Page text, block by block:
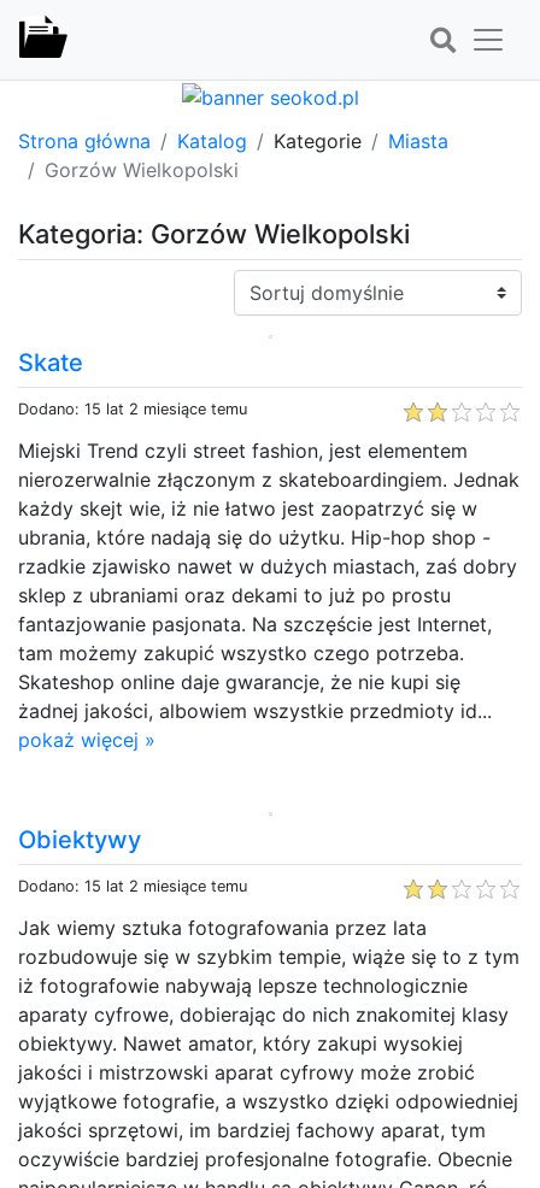
Strona główna Katalog Kategorie
Miasta
Gorzów Wielkopolski
Kategoria: Gorzów Wielkopolski
Sortuj:
Skate
Dodano: 15 lat 2 miesiące temu
Miejski Trend czyli street fashion, jest elementem
nierozerwalnie złączonym z skateboardingiem. Jednak
każdy skejt wie, iż nie łatwo jest zaopatrzyć się w
ubrania, które nadają się do użytku. Hip-hop shop -
rzadkie zjawisko nawet w dużych miastach, zaś dobry
sklep z ubraniami oraz dekami to już po prostu
fantazjowanie pasjonata. Na szczęście jest Internet,
tam możemy zakupić wszystko czego potrzeba.
Skateshop online daje gwarancje, że nie kupi się
żadnej jakości, albowiem wszystkie przedmioty id...
pokaż więcej »
Obiektywy
Dodano: 15 lat 2 miesiące temu
Jak wiemy sztuka fotografowania przez lata
rozbudowuje się w szybkim tempie, wiąże się to z tym
iż fotografowie nabywają lepsze technologicznie
aparaty cyfrowe, dobierając do nich znakomitej klasy
obiektywy. Nawet amator, który zakupi wysokiej
jakości i mistrzowski aparat cyfrowy może zrobić
wyjątkowe fotografie, a wszystko dzięki odpowiedniej
jakości sprzętowi, im bardziej fachowy aparat, tym
oczywiście bardziej profesjonalne fotografie. Obecnie